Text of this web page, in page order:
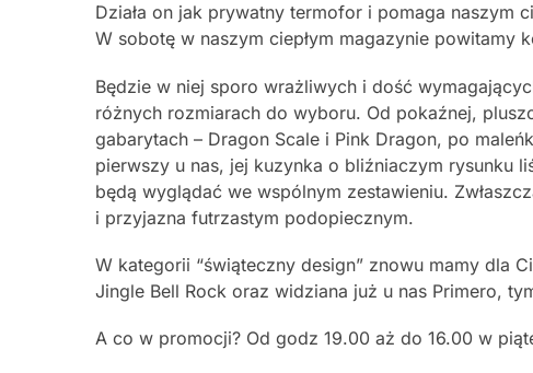
Działa on jak prywatny termofor i pomaga naszym
W sobotę w naszym ciepłym magazynie powitamy
Będzie w niej sporo wrażliwych i dość
różnych rozmiarach do wyboru. Od pokaźnej,
gabarytach – Dragon Scale i Pink Dragon, po
pierwszy u nas, jej kuzynka o bliźniaczym rysunku
będą wyglądać we wspólnym zestawieniu.
i przyjazna futrzastym podopiecznym.
W kategorii “świąteczny design” znowu mamy dla
Jingle Bell Rock oraz widziana już u nas Primero,
A co w promocji? Od godz 19.00 aż do 16.00 w